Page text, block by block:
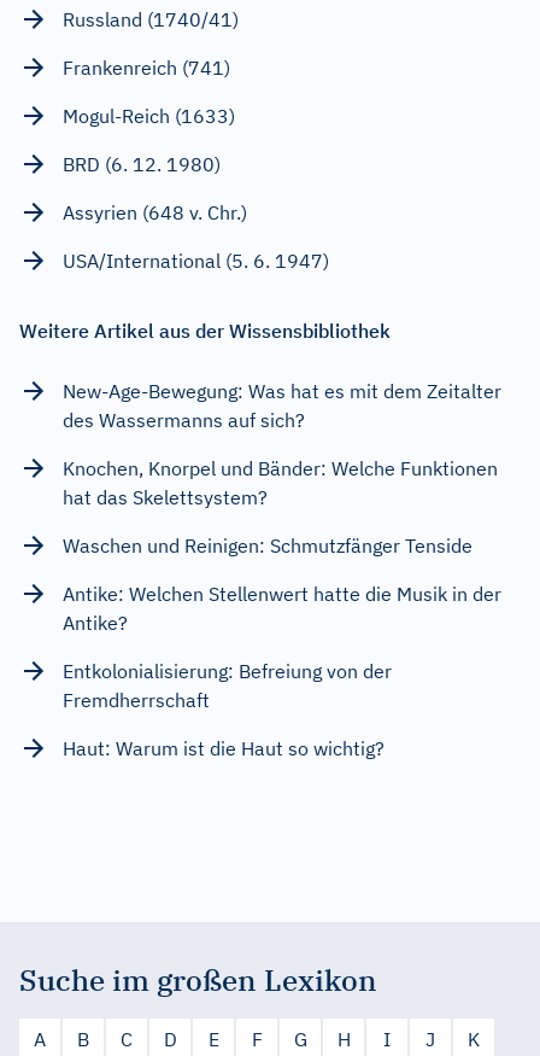
Russland (1740/41)
Frankenreich (741)
Mogul-Reich (1633)
BRD (6. 12. 1980)
Assyrien (648 v. Chr.)
USA/International (5. 6. 1947)
Weitere Artikel aus der Wissensbibliothek
New-Age-Bewegung: Was hat es mit dem Zeitalter
des Wassermanns auf sich?
Knochen, Knorpel und Bänder: Welche Funktionen
hat das Skelettsystem?
Waschen und Reinigen: Schmutzfänger Tenside
Antike: Welchen Stellenwert hatte die Musik in der
Antike?
Entkolonialisierung: Befreiung von der
Fremdherrschaft
Haut: Warum ist die Haut so wichtig?
Suche im großen Lexikon
A B C D E F G H I J
K